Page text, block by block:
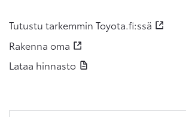
Tutustu tarkemmin Toyota.fi:ssä
Rakenna oma
Lataa hinnasto